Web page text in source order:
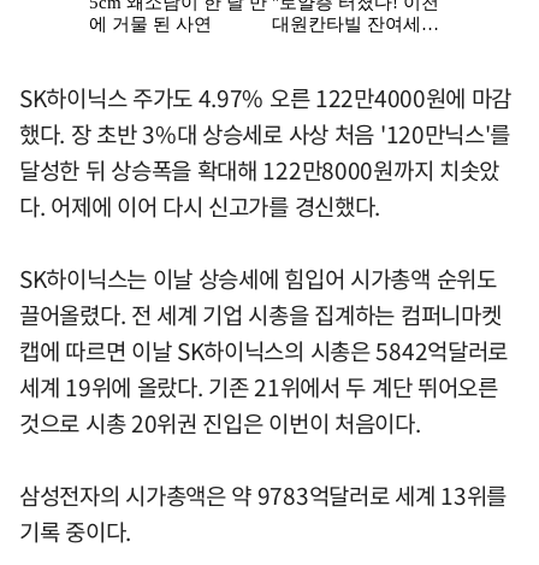
SK하이닉스 주가도 4.97% 오른 122만4000원에 마감
했다. 장 초반 3%대 상승세로 사상 처음 '120만닉스'를
달성한 뒤 상승폭을 확대해 122만8000원까지 치솟았
다. 어제에 이어 다시 신고가를 경신했다.
SK하이닉스는 이날 상승세에 힘입어 시가총액 순위도
끌어올렸다. 전 세계 기업 시총을 집계하는 컴퍼니마켓
캡에 따르면 이날 SK하이닉스의 시총은 5842억달러로
세계 19위에 올랐다. 기존 21위에서 두 계단 뛰어오른
것으로 시총 20위권 진입은 이번이 처음이다.
삼성전자의 시가총액은 약 9783억달러로 세계 13위를
기록 중이다.